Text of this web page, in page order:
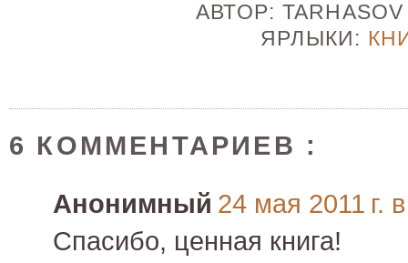
АВТОР:
ЯРЛЫКИ:
6 КОММЕНТАРИЕВ :
Анонимный 24 мая 2011 г.
Спасибо, ценная книга!